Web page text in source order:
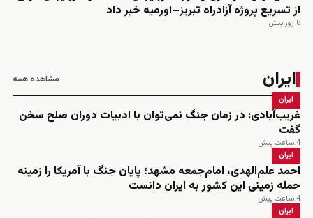
از تسریع پروژه آزادراه تبریز–اورمیه خبر داد
8 روز پیش
ایران مشاهده همه
ایران
غریب‌آبادی: در زمان جنگ نمی‌توان با ادبیات دوران صلح سخن
گفت
4 ساعت پیش
ایران
احمد علم‌الهدی، امام‌جمعه مشهد؛ پایان جنگ با آمریکا را زمینه
حمله زمینی این کشور به ایران دانست
4 ساعت پیش
ایران